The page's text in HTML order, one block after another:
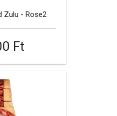
Zulu - Rose2
Ft